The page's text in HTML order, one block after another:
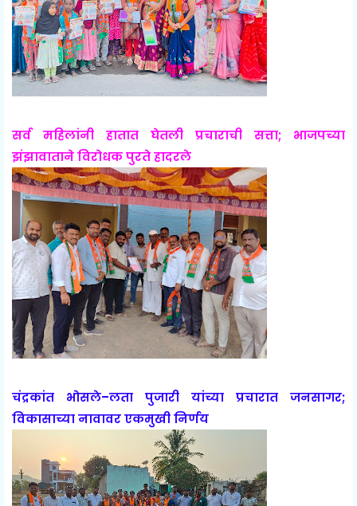
सर्व महिलांनी हातात घेतली प्रचाराची सत्ता; भाजपच्या
झंझावाताने विरोधक पुरते हादरले
चंद्रकांत भोसले–लता पुजारी यांच्या प्रचारात जनसागर;
विकासाच्या नावावर एकमुखी निर्णय